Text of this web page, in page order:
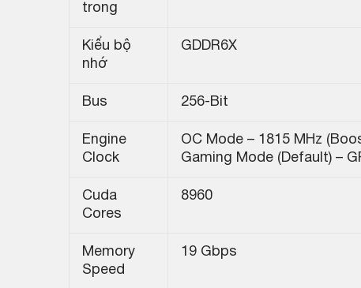
trong
Kiểu bộ
nhớ
GDDR6X
Bus 256-Bit
Engine
Clock
OC Mode – 1815 MHz
Gaming Mode (Default) –
Cuda
Cores
8960
Memory
Speed
19 Gbps